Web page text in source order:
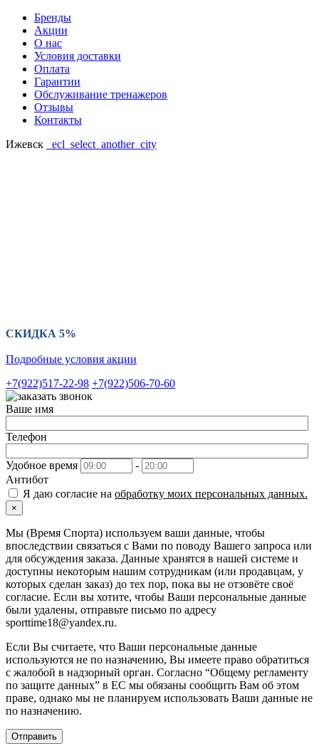
Бренды
Акции
О нас
Условия доставки
Оплата
Гарантии
Обслуживание тренажеров
Отзывы
Контакты
Ижевск
_ecl_select_another_city
СКИДКА 5%
Подробные условия акции
+7(922)517-22-98 +7(922)506-70-60
Ваше имя
Телефон
Удобное время
-
Антибот
Я даю согласие на обработку моих персональных данных.
×
Мы (Время Спорта) используем ваши данные, чтобы
впоследствии связаться с Вами по поводу Вашего запроса или
для обсуждения заказа. Данные хранятся в нашей системе и
доступны некоторым нашим сотрудникам (или продавцам, у
которых сделан заказ) до тех пор, пока вы не отзовёте своё
согласие. Если вы хотите, чтобы Ваши персональные данные
были удалены, отправьте письмо по адресу
sporttime18@yandex.ru.
Если Вы считаете, что Ваши персональные данные
используются не по назначению, Вы имеете право обратиться
с жалобой в надзорный орган. Согласно “Общему регламенту
по защите данных” в ЕС мы обязаны сообщить Вам об этом
праве, однако мы не планируем использовать Ваши данные не
по назначению.
Отправить